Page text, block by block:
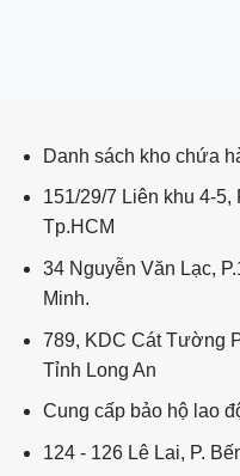
Danh sách kho chứa
151/29/7 Liên khu 4-
Tp.HCM
34 Nguyễn Văn Lạc,
Minh.
789, KDC Cát Tường
Tỉnh Long An
Cung cấp bảo hộ lao
124 - 126 Lê Lai, P.